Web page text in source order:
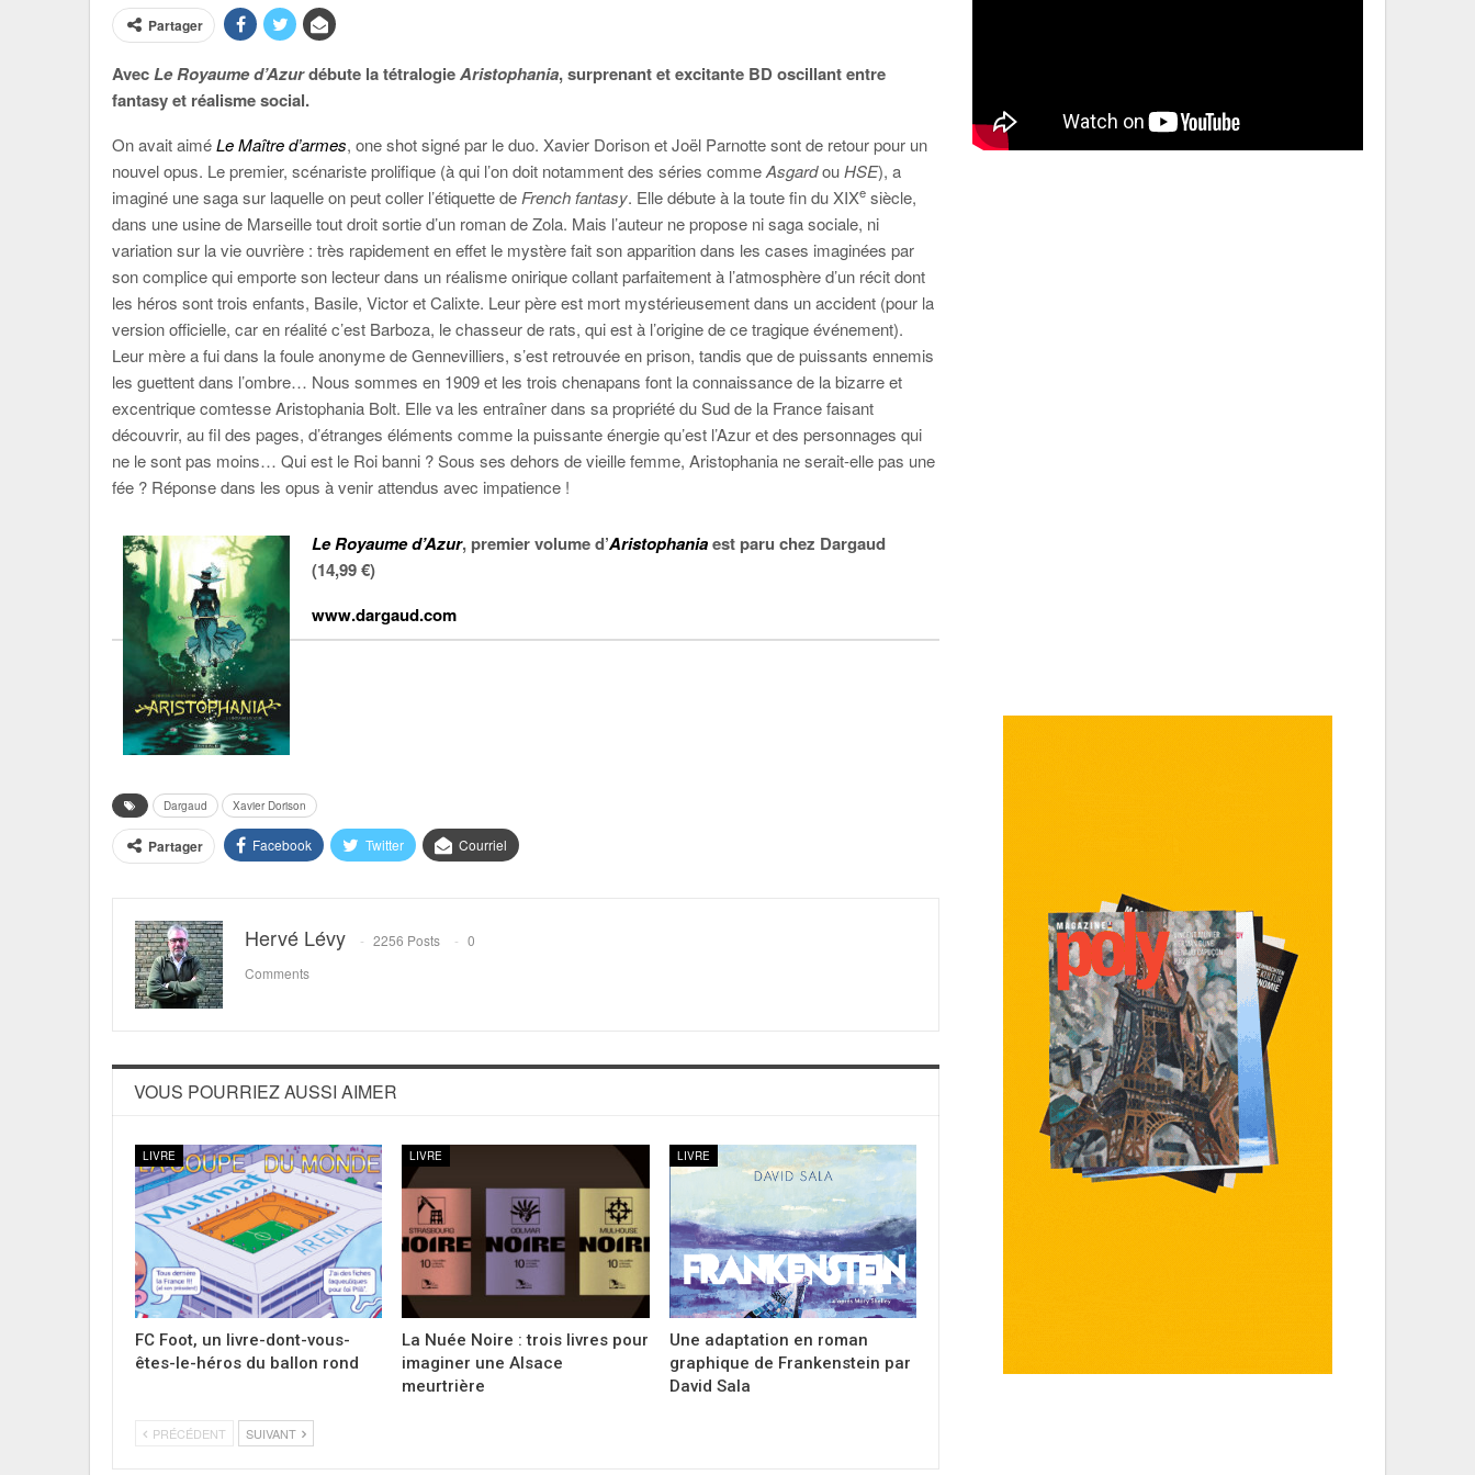
Partager
AvecLe Royaume d’Azurdébute la tétralogieAristophania, surprenant et excitante BD oscillant entre
fantasy et réalisme social.
On avait aiméLe Maître d’armes, one shot signé par le duo. Xavier Dorison et Joël Parnotte sont de retour pour un
nouvel opus. Le premier, scénariste prolifique (à qui l’on doit notamment des séries commeAsgardouHSE), a
imaginé une saga sur laquelle on peut coller l’étiquette de French fantasy. Elle débute à la toute fin du XIXe siècle,
dans une usine de Marseille tout droit sortie d’un roman de Zola. Mais l’auteur ne propose ni saga sociale, ni
variation sur la vie ouvrière : très rapidement en effet le mystère fait son apparition dans les cases imaginées par
son complice qui emporte son lecteur dans un réalisme onirique collant parfaitement à l’atmosphère d’un récit dont
les héros sont trois enfants, Basile, Victor et Calixte. Leur père est mort mystérieusement dans un accident (pour la
version officielle, car en réalité c’est Barboza, le chasseur de rats, qui est à l’origine de ce tragique événement).
Leur mère a fui dans la foule anonyme de Gennevilliers, s’est retrouvée en prison, tandis que de puissants ennemis
les guettent dans l’ombre… Nous sommes en 1909 et les trois chenapans font la connaissance de la bizarre et
excentrique comtesse Aristophania Bolt. Elle va les entraîner dans sa propriété du Sud de la France faisant
découvrir, au fil des pages, d’étranges éléments comme la puissante énergie qu’est l’Azur et des personnages qui
ne le sont pas moins… Qui est le Roi banni ? Sous ses dehors de vieille femme, Aristophania ne serait-elle pas une
fée ? Réponse dans les opus à venir attendus avec impatience !
Le Royaume d’Azur, premier volume d’Aristophaniaest paru chez Dargaud
(14,99 €)
www.dargaud.com
Dargaud Xavier Dorison
Partager Facebook Twitter Courriel
Hervé Lévy 2256 Posts
0
Comments
VOUS POURRIEZ AUSSI AIMER
LIVRE
FC Foot, un livre-dont-vous-
êtes-le-héros du ballon rond
LIVRE
La Nuée Noire : trois livres pour
imaginer une Alsace
meurtrière
LIVRE
Une adaptation en roman
graphique de Frankenstein par
David Sala
PRÉCÉDENT SUIVANT